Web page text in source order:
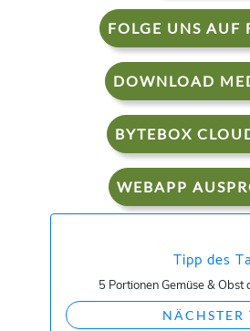
FOLGE UNS AUF
DOWNLOAD
BYTEBOX
WEBAPP
Tipp des
5 Portionen Gemüse & Obst
NÄCHSTER